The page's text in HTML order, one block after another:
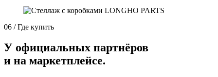
06 / Где купить
У официальных партнёров
и на маркетплейсе.